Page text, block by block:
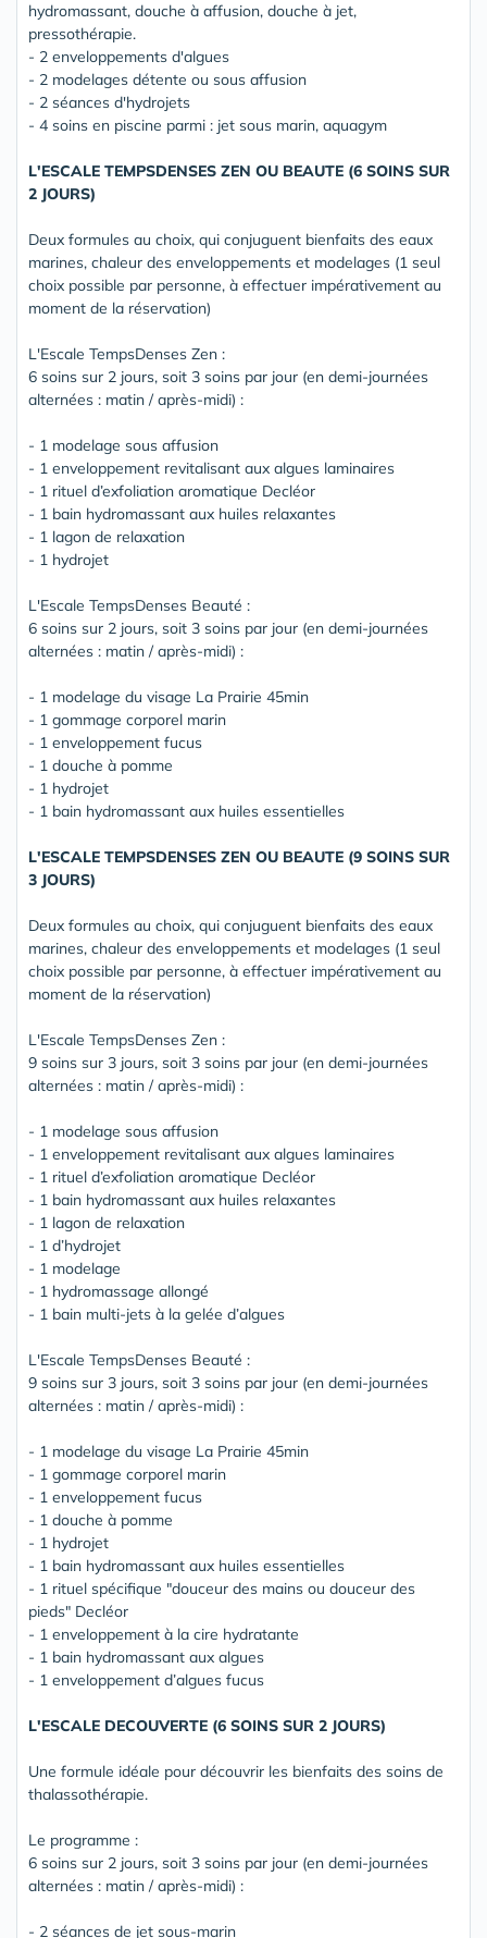
hydromassant, douche à affusion, douche à jet,
pressothérapie.
- 2 enveloppements d'algues
- 2 modelages détente ou sous affusion
- 2 séances d'hydrojets
- 4 soins en piscine parmi : jet sous marin, aquagym
L'ESCALE TEMPSDENSES ZEN OU BEAUTE (6 SOINS SUR
2 JOURS)
Deux formules au choix, qui conjuguent bienfaits des eaux
marines, chaleur des enveloppements et modelages (1 seul
choix possible par personne, à effectuer impérativement au
moment de la réservation)
L'Escale TempsDenses Zen :
6 soins sur 2 jours, soit 3 soins par jour (en demi-journées
alternées : matin / après-midi) :
- 1 modelage sous affusion
- 1 enveloppement revitalisant aux algues laminaires
- 1 rituel d’exfoliation aromatique Decléor
- 1 bain hydromassant aux huiles relaxantes
- 1 lagon de relaxation
- 1 hydrojet
L'Escale TempsDenses Beauté :
6 soins sur 2 jours, soit 3 soins par jour (en demi-journées
alternées : matin / après-midi) :
- 1 modelage du visage La Prairie 45min
- 1 gommage corporel marin
- 1 enveloppement fucus
- 1 douche à pomme
- 1 hydrojet
- 1 bain hydromassant aux huiles essentielles
L'ESCALE TEMPSDENSES ZEN OU BEAUTE (9 SOINS SUR
3 JOURS)
Deux formules au choix, qui conjuguent bienfaits des eaux
marines, chaleur des enveloppements et modelages (1 seul
choix possible par personne, à effectuer impérativement au
moment de la réservation)
L'Escale TempsDenses Zen :
9 soins sur 3 jours, soit 3 soins par jour (en demi-journées
alternées : matin / après-midi) :
- 1 modelage sous affusion
- 1 enveloppement revitalisant aux algues laminaires
- 1 rituel d’exfoliation aromatique Decléor
- 1 bain hydromassant aux huiles relaxantes
- 1 lagon de relaxation
- 1 d’hydrojet
- 1 modelage
- 1 hydromassage allongé
- 1 bain multi-jets à la gelée d’algues
L'Escale TempsDenses Beauté :
9 soins sur 3 jours, soit 3 soins par jour (en demi-journées
alternées : matin / après-midi) :
- 1 modelage du visage La Prairie 45min
- 1 gommage corporel marin
- 1 enveloppement fucus
- 1 douche à pomme
- 1 hydrojet
- 1 bain hydromassant aux huiles essentielles
- 1 rituel spécifique "douceur des mains ou douceur des
pieds" Decléor
- 1 enveloppement à la cire hydratante
- 1 bain hydromassant aux algues
- 1 enveloppement d’algues fucus
L'ESCALE DECOUVERTE (6 SOINS SUR 2 JOURS)
Une formule idéale pour découvrir les bienfaits des soins de
thalassothérapie.
Le programme :
6 soins sur 2 jours, soit 3 soins par jour (en demi-journées
alternées : matin / après-midi) :
- 2 séances de jet sous-marin